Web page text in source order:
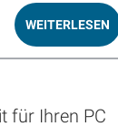
WEITERLESEN
für Ihren PC